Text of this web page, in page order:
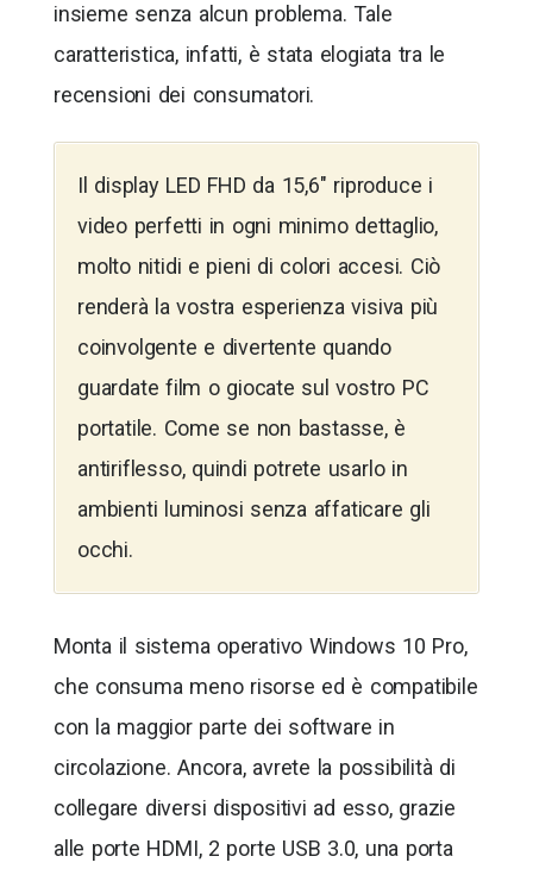
insieme senza alcun problema. Tale
caratteristica, infatti, è stata elogiata tra le
recensioni dei consumatori.
Il display LED FHD da 15,6″ riproduce i
video perfetti in ogni minimo dettaglio,
molto nitidi e pieni di colori accesi. Ciò
renderà la vostra esperienza visiva più
coinvolgente e divertente quando
guardate film o giocate sul vostro PC
portatile. Come se non bastasse, è
antiriflesso, quindi potrete usarlo in
ambienti luminosi senza affaticare gli
occhi.
Monta il sistema operativo Windows 10 Pro,
che consuma meno risorse ed è compatibile
con la maggior parte dei software in
circolazione. Ancora, avrete la possibilità di
collegare diversi dispositivi ad esso, grazie
alle porte HDMI, 2 porte USB 3.0, una porta